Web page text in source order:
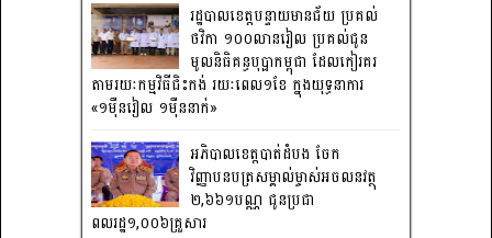
រដ្ឋបាលខេត្តបន្ទាយមានជ័យ ប្រគល់
ថវិកា ១០០លានរៀល ប្រគល់ជូន
មូលនិធិគន្ធបុប្ផាកម្ពុជា ដែលកៀរគរ
តាមរយៈកម្មវិធីជិះកង់ រយៈពេល១ខែ ក្នុងយុទ្ធនាការ
«១ម៉ឺនរៀល ១ម៉ឺននាក់»
អភិបាលខេត្តបាត់ដំបង ចែក
វិញ្ញាបនបត្រសម្គាល់ម្ចាស់អចលនវត្ថុ
២,៦៦១បណ្ណ ជូនប្រជា
ពលរដ្ឋ១,០០៦គ្រួសារ